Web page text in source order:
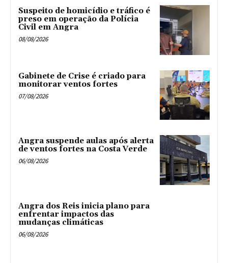
Suspeito de homicídio e tráfico é
preso em operação da Polícia
Civil em Angra
08/08/2026
Gabinete de Crise é criado para
monitorar ventos fortes
07/08/2026
Angra suspende aulas após alerta
de ventos fortes na Costa Verde
06/08/2026
Angra dos Reis inicia plano para
enfrentar impactos das
mudanças climáticas
06/08/2026